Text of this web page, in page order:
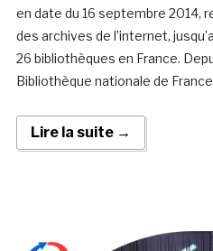
en date du 16 septembre 2014,
des archives de l’internet,
26 bibliothèques en France.
Bibliothèque nationale de
Lire la suite →